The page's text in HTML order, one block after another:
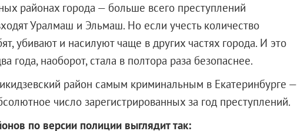
районах города — больше всего преступлений
Уралмаш и Эльмаш. Но если учесть количество
убивают и насилуют чаще в других частях города. И это
года, наоборот, стала в полтора раза безопаснее.
район самым криминальным в Екатеринбурге —
число зарегистрированных за год преступлений.
по версии полиции выглядит так: